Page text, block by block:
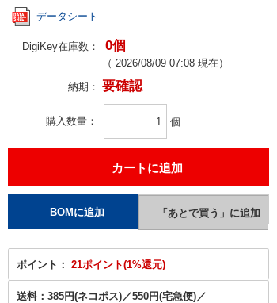
データシート
DigiKey在庫数： 0個
（ 2026/08/09 07:08 現在）
納期： 要確認
購入数量 個
ポイント： 21ポイント(1%還元)
送料： 385円(ネコポス)／550円(宅急便)／